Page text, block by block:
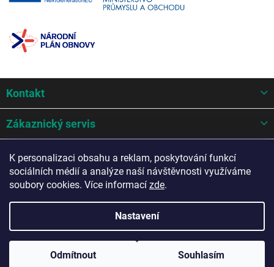
K personalizaci obsahu a reklam, poskytování funkcí
sociálních médií a analýze naší návštěvnosti využíváme
soubory cookies. Více informací zde.
Nastavení
Odmítnout Souhlasím
p
t
Kontakt
Zákaznický servis
Mohlo by se hodit
Potřebujete poradit?
Copyright 2026AZ Auto design s.r.o.. Všechna práva vyhrazena.
Upravit nastavení cookies